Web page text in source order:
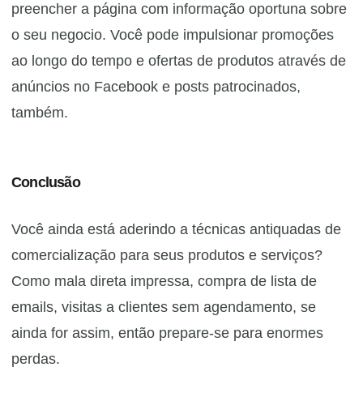
preencher a página com informação oportuna sobre
o seu negocio. Você pode impulsionar promoções
ao longo do tempo e ofertas de produtos através de
anúncios no Facebook e posts patrocinados,
também.
Conclusão
Você ainda está aderindo a técnicas antiquadas de
comercialização para seus produtos e serviços?
Como mala direta impressa, compra de lista de
emails, visitas a clientes sem agendamento, se
ainda for assim, então prepare-se para enormes
perdas.